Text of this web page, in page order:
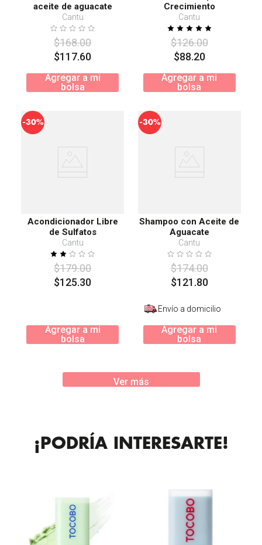
aceite de aguacate
Cantu
$168.00
$117.60
Agregar a mi
bolsa
Crecimiento
Cantu
$126.00
$88.20
Agregar a mi
bolsa
-30%
Acondicionador Libre
de Sulfatos
Cantu
$179.00
$125.30
Agregar a mi
bolsa
-30%
Shampoo con Aceite de
Aguacate
Cantu
$174.00
$121.80
Envío a domicilio
Agregar a mi
bolsa
Ver más
¡PODRÍA INTERESARTE!